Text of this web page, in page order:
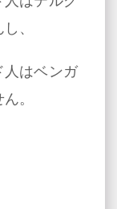
、
人はベンガ
。